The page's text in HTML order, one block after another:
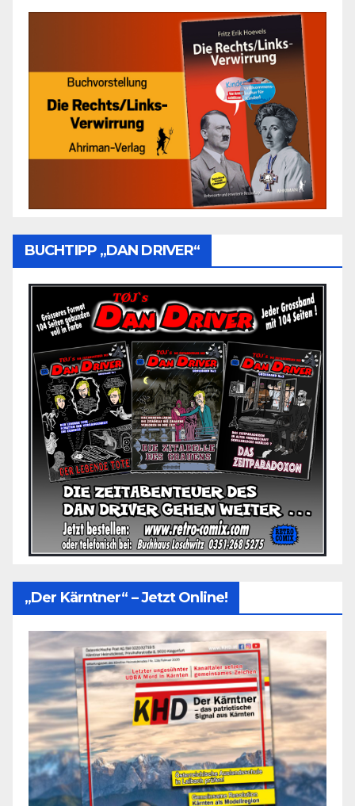
BUCHTIPP „DAN DRIVER“
„Der Kärntner“ – Jetzt Online!